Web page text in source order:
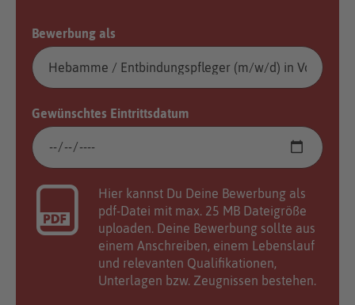
Bewerbung als
Gewünschtes Eintrittsdatum
Hier kannst Du Deine Bewerbung als
pdf-Datei mit max. 25 MB Dateigröße
uploaden. Deine Bewerbung sollte aus
einem Anschreiben, einem Lebenslauf
und relevanten Qualifikationen,
Unterlagen bzw. Zeugnissen bestehen.